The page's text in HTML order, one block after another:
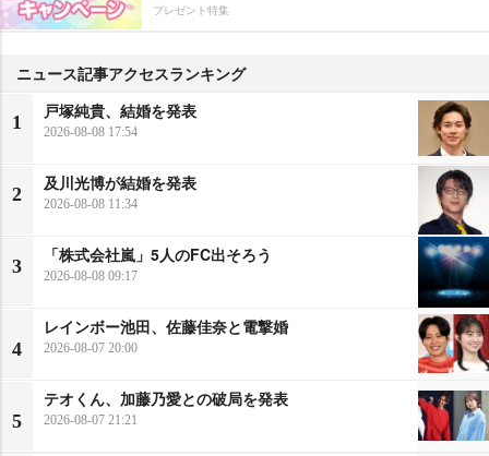
プレゼント特集
ニュース記事アクセスランキング
1
戸塚純貴、結婚を発表
2026-08-08 17:54
2
及川光博が結婚を発表
2026-08-08 11:34
3
「株式会社嵐」5人のFC出そろう
2026-08-08 09:17
4
レインボー池田、佐藤佳奈と電撃婚
2026-08-07 20:00
5
テオくん、加藤乃愛との破局を発表
2026-08-07 21:21